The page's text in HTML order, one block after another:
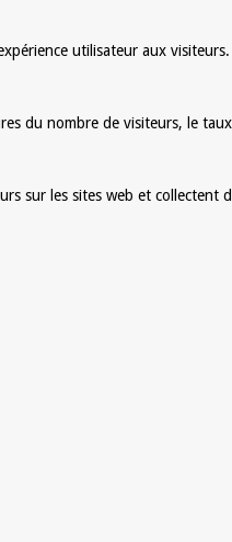
utilisateur aux visiteurs.
du nombre de visiteurs, le
sur les sites web et